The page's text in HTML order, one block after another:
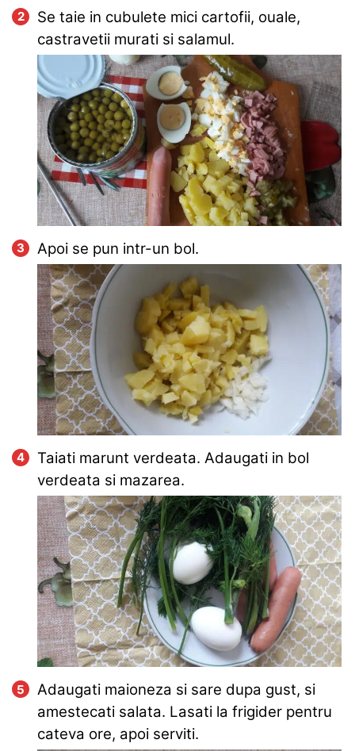
Se taie in cubulete mici cartofii, ouale,
castravetii murati si salamul.
Apoi se pun intr-un bol.
Taiati marunt verdeata. Adaugati in bol
verdeata si mazarea.
Adaugati maioneza si sare dupa gust, si
amestecati salata. Lasati la frigider pentru
cateva ore, apoi serviti.